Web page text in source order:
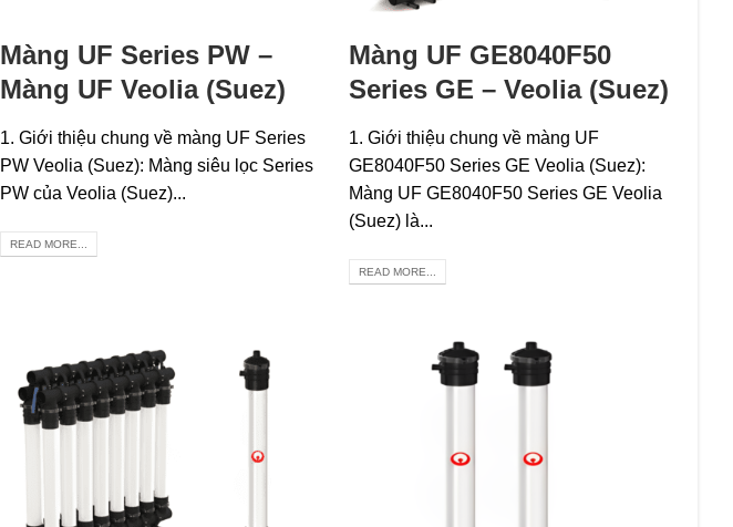
Màng UF Series PW –
Màng UF Veolia (Suez)
1. Giới thiệu chung về màng UF Series
PW Veolia (Suez): Màng siêu lọc Series
PW của Veolia (Suez)...
READ MORE...
Màng UF GE8040F50
Series GE – Veolia (Suez)
1. Giới thiệu chung về màng UF
GE8040F50 Series GE Veolia (Suez):
Màng UF GE8040F50 Series GE Veolia
(Suez) là...
READ MORE...